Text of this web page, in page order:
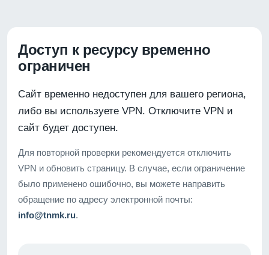
Доступ к ресурсу временно
ограничен
Сайт временно недоступен для вашего региона,
либо вы используете VPN. Отключите VPN и
сайт будет доступен.
Для повторной проверки рекомендуется отключить
VPN и обновить страницу. В случае, если ограничение
было применено ошибочно, вы можете направить
обращение по адресу электронной почты:
info@tnmk.ru.